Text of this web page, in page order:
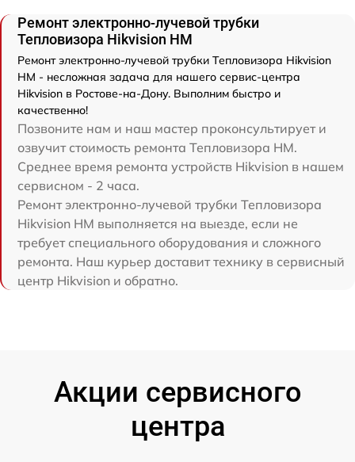
Ремонт электронно-лучевой трубки
Тепловизора Hikvision HM
Ремонт электронно-лучевой трубки Тепловизора Hikvision
HM - несложная задача для нашего сервис-центра
Hikvision в Ростове-на-Дону. Выполним быстро и
качественно!
Позвоните нам и наш мастер проконсультирует и
озвучит стоимость ремонта Тепловизора HM.
Среднее время ремонта устройств Hikvision в нашем
сервисном - 2 часа.
Ремонт электронно-лучевой трубки Тепловизора
Hikvision HM выполняется на выезде, если не
требует специального оборудования и сложного
ремонта. Наш курьер доставит технику в сервисный
центр Hikvision и обратно.
Акции сервисного
центра